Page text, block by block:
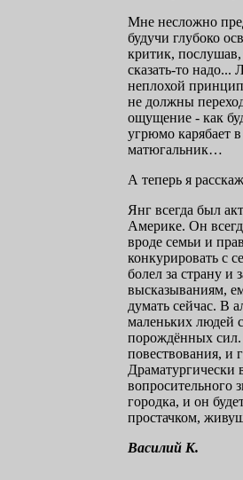
Мне несложно
будучи глубоко
критик,
сказать-то
неплохой
не должны
ощущение - как
угрюмо карябает
матюгальник…
А теперь я
Янг всегда был
Америке. Он
вроде семьи и
конкурировать с
болел за страну и
высказываниям,
думать сейчас. В
маленьких людей
порождённых сил.
повествования, и
Драматургически
вопросительного
городка, и он
простачком,
Василий К.